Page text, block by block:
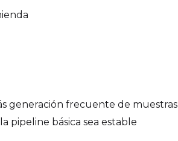
generación frecuente de muestras
pipeline básica sea estable